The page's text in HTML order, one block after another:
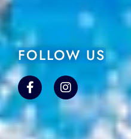
FOLLOW US